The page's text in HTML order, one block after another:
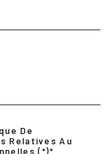
De
Relatives Au
(*)*